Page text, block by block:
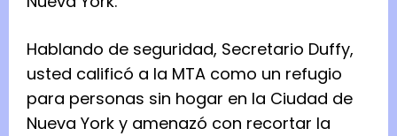
Hablando de seguridad, Secretario Duffy,
usted calificó a la MTA como un refugio
para personas sin hogar en la Ciudad de
Nueva York y amenazó con recortar la